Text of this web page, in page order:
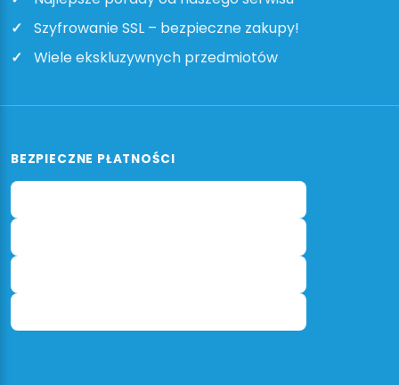
Szyfrowanie SSL – bezpieczne zakupy!
Wiele ekskluzywnych przedmiotów
BEZPIECZNE PŁATNOŚCI